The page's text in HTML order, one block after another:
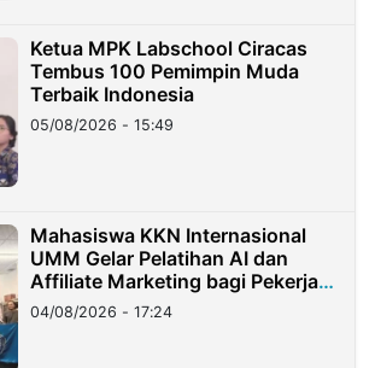
Ketua MPK Labschool Ciracas
Tembus 100 Pemimpin Muda
Terbaik Indonesia
05/08/2026 - 15:49
Mahasiswa KKN Internasional
UMM Gelar Pelatihan AI dan
Affiliate Marketing bagi Pekerja
Migran Indonesia di Taiwan
04/08/2026 - 17:24